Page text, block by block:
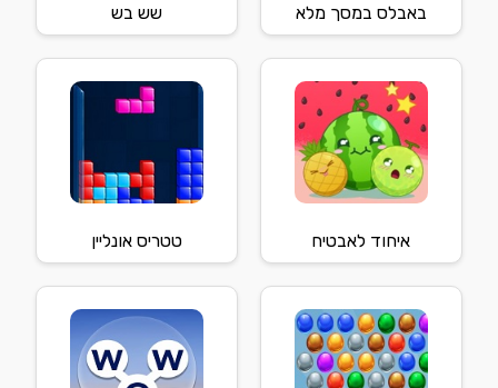
באבלס במסך מלא שש בש
איחוד לאבטיח טטריס אונליין